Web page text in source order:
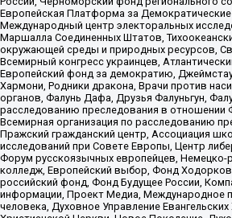
Европейская Платформа за
Международный центр электоральных
Маршалла Соединенных Штатов,
окружающей среды и природных ресурсов,
Всемирный конгресс украинцев,
Европейский фонд за демократию,
Хармони, Родники дракона, Врачи против
органов, Фалунь Дафа, Друзья Фалуньгун,
расследованию преследования в отношении
Всемирная организация по расследованию
Пражский гражданский центр, Ассоциация
исследований при Совете Европы, Центр
Форум русскоязычных европейцев, Немецко-
колледж, Европейский выбор, Фонд
российский фонд, Фонд Будущее России,
информации, Проект Медиа, Международное
человека, Духовное Управление